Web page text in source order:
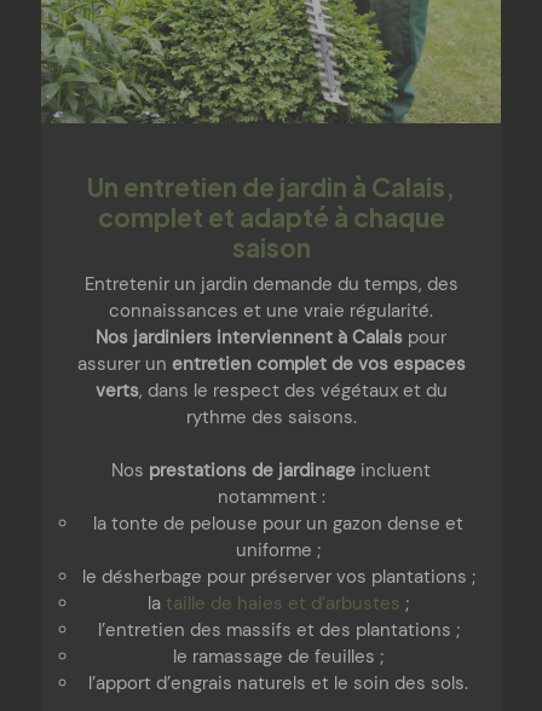
Un entretien de jardin à Calais,
complet et adapté à chaque
saison
Entretenir un jardin demande du temps, des
connaissances et une vraie régularité.
Nos jardiniers interviennent à Calais pour
assurer un entretien complet de vos espaces
verts, dans le respect des végétaux et du
rythme des saisons.
Nos prestations de jardinage incluent
notamment :
la tonte de pelouse pour un gazon dense et
uniforme ;
le désherbage pour préserver vos plantations ;
la taille de haies et d’arbustes ;
l’entretien des massifs et des plantations ;
le ramassage de feuilles ;
l’apport d’engrais naturels et le soin des sols.